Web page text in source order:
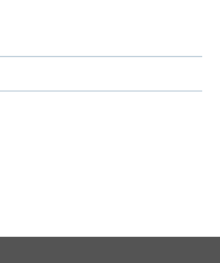
Mine